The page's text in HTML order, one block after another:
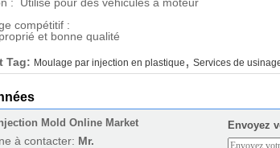
compétitif :
et bonne qualité
Tag: Moulage par injection en plastique , Services de
Mold Online Market
à contacter: Mr.
Envoyez